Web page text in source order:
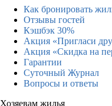
Как бронировать
Отзывы гостей
Кэшбэк 30%
Акция «Пригласи
Акция «Скидка на
Гарантии
Суточный Журнал
Вопросы и ответы
Хозяевам жилья